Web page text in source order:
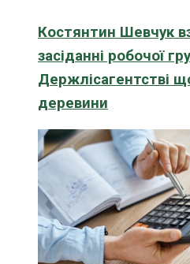
Костянтин Шевчук
засіданні робочої
Держлісагентстві
деревини